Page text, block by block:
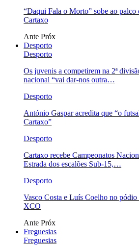
“Daqui Fala o Morto” sobe ao
Cartaxo
Ante Próx
Desporto
Desporto
Os juvenis a competirem na 2ª
nacional “vai dar-nos outra…
Desporto
António Gaspar acredita que “o
Cartaxo”
Desporto
Cartaxo recebe Campeonatos
Estrada dos escalões Sub-15,…
Desporto
Vasco Costa e Luís Coelho no
XCO
Ante Próx
Freguesias
Freguesias